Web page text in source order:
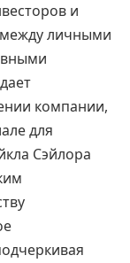
и
личными
компании,
для
Сэйлора